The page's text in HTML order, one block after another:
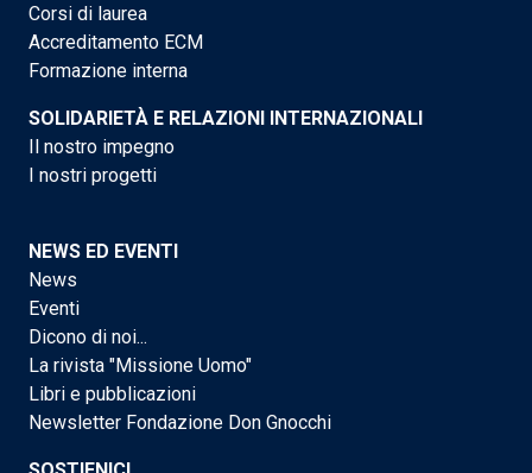
Corsi di laurea
Accreditamento ECM
Formazione interna
SOLIDARIETÀ E RELAZIONI INTERNAZIONALI
Il nostro impegno
I nostri progetti
NEWS ED EVENTI
News
Eventi
Dicono di noi...
La rivista "Missione Uomo"
Libri e pubblicazioni
Newsletter Fondazione Don Gnocchi